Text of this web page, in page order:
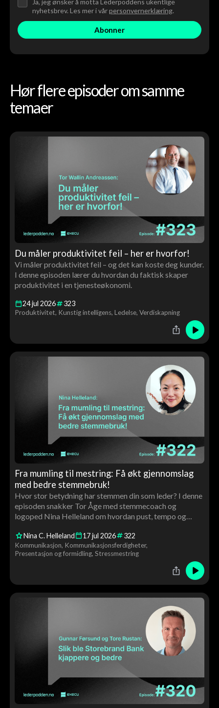
Ja, jeg ønsker å motta Lederpoddens ukentlige
nyhetsbrev. Les mer i vårpersonvernerklæring.
Hør flere episoder om samme
temaer
Du måler produktivitet feil – her er hvorfor!
Vi måler produktivitet feil – og det kan koste deg kunder.
I denne episoden lærer du hvordan du faktisk skaper
produktivitet i en tjenesteøkonomi.
24 jul 2026 323
Produktivitet Kunstig intelligens Ledelse Verdiskapning
Fra mumling til mestring: Få økt gjennomslag
med bedre stemmebruk!
Hvor stor betydning har stemmen din som leder? I denne
episoden snakker Tor Åge med stemmecoach og
logoped Nina Helleland om hvordan pust, tempo og
får konkrete råd og en live stemmecoaching av Tor Åge
underveis.
Nina C. Helleland 17jul 2026 322
Kommunikasjon Kommunikasjonsferdigheter
Presentasjon og formidling Stressmestring